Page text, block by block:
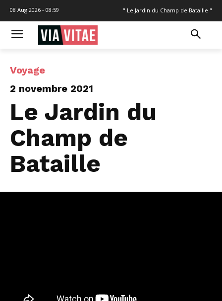
08 Aug 2026 - 08:59 " Le Jardin du Champ de Bataille "
Voyage
2 novembre 2021
Le Jardin du
Champ de
Bataille